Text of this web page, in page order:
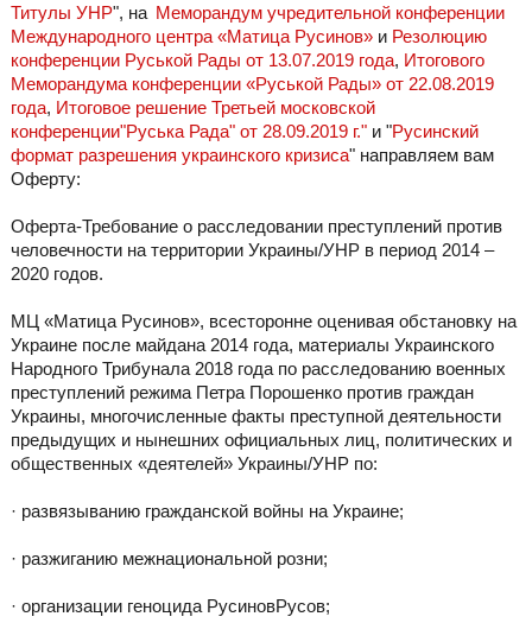
Титулы УНР", на Меморандум учредительной конференции
Международного центра «Матица Русинов»и Резолюцию
конференции Руськой Рады от 13.07.2019 года, Итогового
Меморандума конференции «Руськой Рады» от 22.08.2019
года, Итоговое решение Третьей московской
конференции"Руська Рада" от 28.09.2019 г."и "Русинский
формат разрешения украинского кризиса" направляем вам
Оферту:
Оферта-Требование о расследовании преступлений против
человечности на территории Украины/УНР в период 2014 –
2020 годов.
МЦ «Матица Русинов», всесторонне оценивая обстановку на
Украине после майдана 2014 года, материалы Украинского
Народного Трибунала 2018 года по расследованию военных
преступлений режима Петра Порошенко против граждан
Украины, многочисленные факты преступной деятельности
предыдущих и нынешних официальных лиц, политических и
общественных «деятелей» Украины/УНР по:
· развязыванию гражданской войны на Украине;
· разжиганию межнациональной розни;
· организации геноцида РусиновРусов;